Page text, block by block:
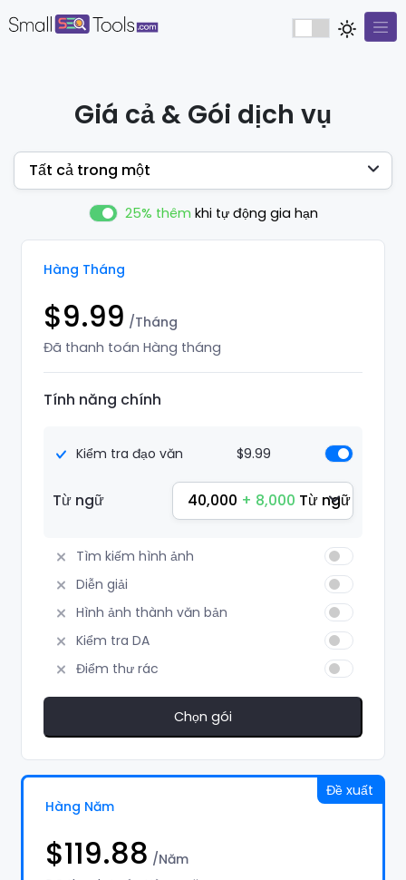
Giá cả & Gói dịch vụ
Tất cả trong một
25% thêm khi tự động gia hạn
Hàng Tháng
$9.99 /Tháng
Đã thanh toán Hàng tháng
Tính năng chính
Kiểm tra đạo văn $9.99
Từ ngữ 40,000 + 8,000 Từ ngữ
Tìm kiếm hình ảnh
Diễn giải
Hình ảnh thành văn bản
Kiểm tra DA
Điểm thư rác
Chọn gói
Đề xuất
Hàng Năm
$119.88 /Năm